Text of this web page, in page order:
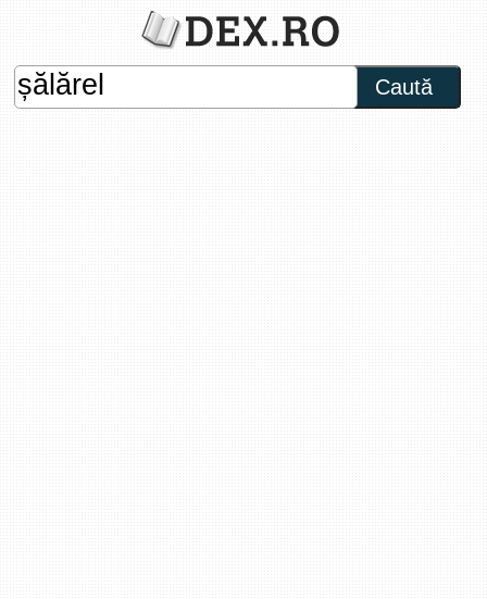
Caută